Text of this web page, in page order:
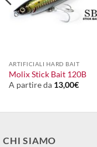
ARTIFICIALI HARD BAIT
Molix Stick Bait 120B
A partire da 13,00€
CHI SIAMO